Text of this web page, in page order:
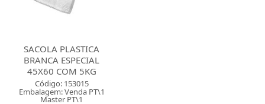
SACOLA PLASTICA
BRANCA ESPECIAL
45X60 COM 5KG
Código: 153015
Embalagem: Venda PT\1
Master PT\1